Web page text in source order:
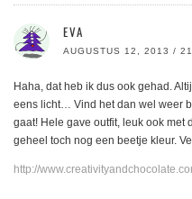
EVA
AUGUSTUS 12, 2013 /
Haha, dat heb ik dus ook gehad.
eens licht… Vind het dan wel weer
gaat! Hele gave outfit, leuk ook met
geheel toch nog een beetje kleur.
http://